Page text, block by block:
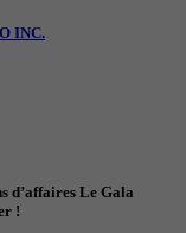
INC.
d’affaires Le Gala
!